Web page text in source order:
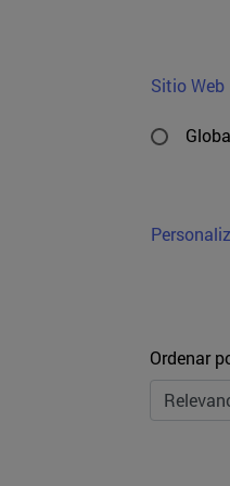
Sitio Web
Ordenar
Ordenar